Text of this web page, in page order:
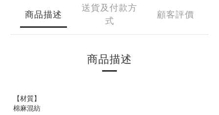
商品描述
送貨及付款方
式
顧客評價
商品描述
【材質】
棉麻混紡